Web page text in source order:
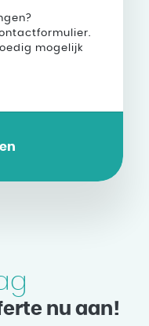
mogelijk
nu aan!